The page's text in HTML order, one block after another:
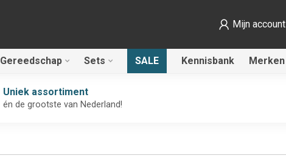
Mijn account
Gereedschap Sets SALE Kennisbank Merken
Uniek assortiment
én de grootste van Nederland!